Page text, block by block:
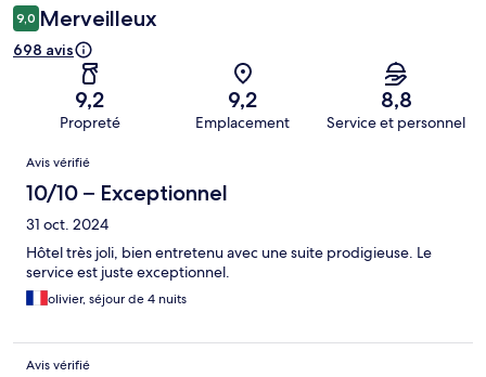
9,0 Merveilleux
698 avis
9,2
Propreté
9,2
Emplacement
8,8
Service et personnel
Avis
Avis vérifié
10/10 – Exceptionnel
31 oct. 2024
Hôtel très joli, bien entretenu avec une suite prodigieuse. Le
service est juste exceptionnel.
olivier, séjour de 4 nuits
Avis vérifié